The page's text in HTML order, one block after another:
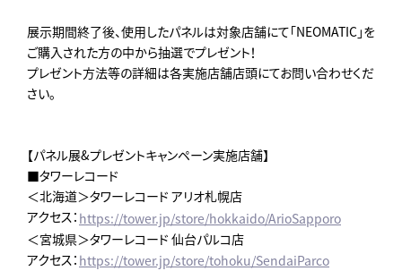
展示期間終了後、使用したパネルは対象店舗にて「NEOMATIC」を
ご購入された方の中から抽選でプレゼント！
プレゼント方法等の詳細は各実施店舗店頭にてお問い合わせくだ
さい。
【パネル展&プレゼントキャンペーン実施店舗】
■タワーレコード
＜北海道＞タワーレコード アリオ札幌店
アクセス： https://tower.jp/store/hokkaido/ArioSapporo
＜宮城県＞タワーレコード 仙台パルコ店
アクセス： https://tower.jp/store/tohoku/SendaiParco